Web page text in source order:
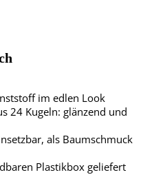
im edlen Look
24 Kugeln: glänzend und
als Baumschmuck
Plastikbox geliefert